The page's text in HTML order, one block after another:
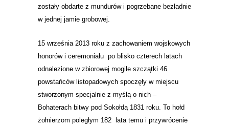
zostały obdarte z mundurów i pogrzebane bezładnie
w jednej jamie grobowej.
15 września 2013 roku z zachowaniem wojskowych
honorów i ceremoniału po blisko czterech latach
odnalezione w zbiorowej mogile szczątki 46
powstańców listopadowych spoczęły w miejscu
stworzonym specjalnie z myślą o nich –
Bohaterach bitwy pod Sokołdą 1831 roku. To hołd
żołnierzom poległym 182 lata temu i przywrócenie